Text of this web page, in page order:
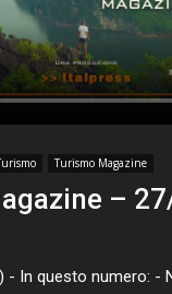
Turismo Magazine
–
- In questo numero: -